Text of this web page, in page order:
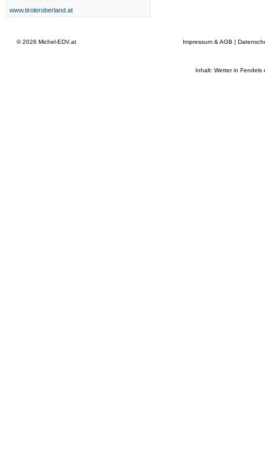
www.tiroleroberland.at
© 2026 Michel-EDV.at Impressum & AGB |
Inhalt: Wetter in Fendels